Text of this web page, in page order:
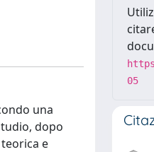
una
dopo
e
05